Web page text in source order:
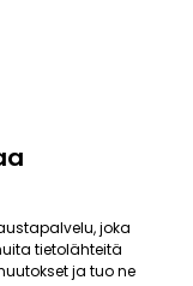
joka
tietolähteitä
ja tuo ne